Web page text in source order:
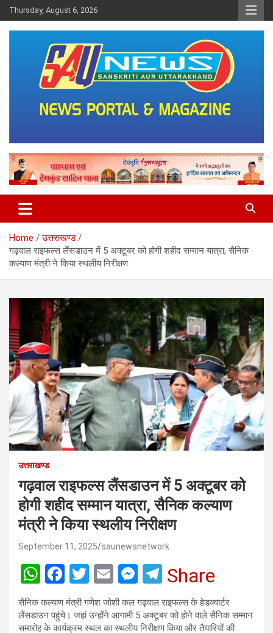
Skip
to
content
Thursday, August 6, 2026
saunewsnetwork
Home
उत्तराखण्ड
गढ़वाल राइफल्स लैंसडाउन में 5 अक्टूबर को होगी शहीद सम्मान यात्रा, सैनिक
कल्याण मंत्री ने किया स्थलीय निरीक्षण
उत्तराखण्ड
गढ़वाल राइफल्स लैंसडाउन में 5 अक्टूबर को
होगी शहीद सम्मान यात्रा, सैनिक कल्याण
मंत्री ने किया स्थलीय निरीक्षण
September 11, 2025 saunewsnetwork
W
h
at
F
a
ce
T
wi
tt
E
m
ail
M
es
se
T
el
e
Share
सैनिक कल्याण मंत्री गणेश जोशी कल गढ़वाल राइफल्स के हेडक्वार्टर
लैंसडाउन पहुंचे। जहां उन्होंने आगामी 5 अक्टूबर को होने वाले सैनिक सम्मान
समारोह के कार्यक्रम स्थल का स्थलीय निरीक्षण किया और तैयारियों की